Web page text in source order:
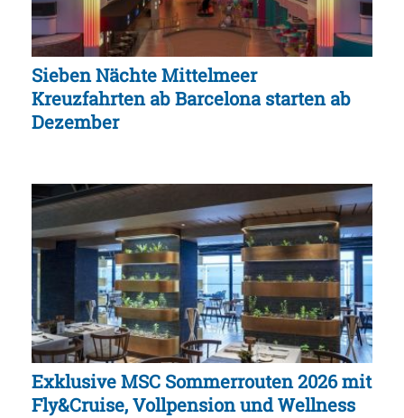
Sieben Nächte Mittelmeer
Kreuzfahrten ab Barcelona starten ab
Dezember
Exklusive MSC Sommerrouten 2026 mit
Fly&Cruise, Vollpension und Wellness